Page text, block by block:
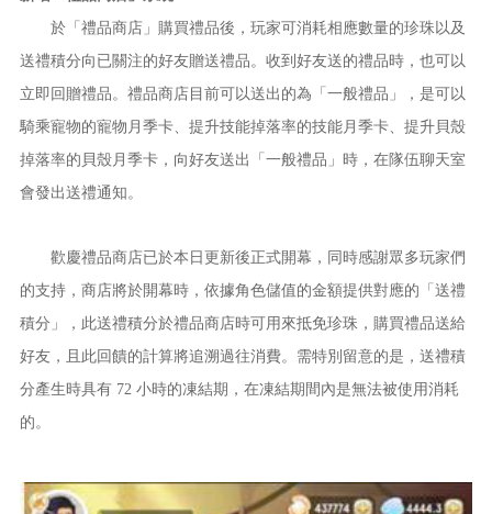
於「禮品商店」購買禮品後，玩家可消耗相應數量的珍珠以及
送禮積分向已關注的好友贈送禮品。收到好友送的禮品時，也可以
立即回贈禮品。禮品商店目前可以送出的為「一般禮品」，是可以
騎乘寵物的寵物月季卡、提升技能掉落率的技能月季卡、提升貝殼
掉落率的貝殼月季卡，向好友送出「一般禮品」時，在隊伍聊天室
會發出送禮通知。
歡慶禮品商店已於本日更新後正式開幕，同時感謝眾多玩家們
的支持，商店將於開幕時，依據角色儲值的金額提供對應的「送禮
積分」，此送禮積分於禮品商店時可用來抵免珍珠，購買禮品送給
好友，且此回饋的計算將追溯過往消費。需特別留意的是，送禮積
分產生時具有 72 小時的凍結期，在凍結期間內是無法被使用消耗
的。